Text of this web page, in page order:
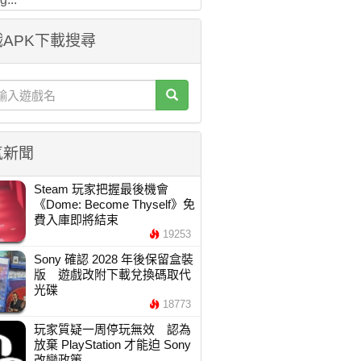
下載搜尋
聞
Steam 玩家把握最後機會
《Dome: Become Thyself》免
費入庫即將結束
19253
Sony 確認 2028 年後保留盒裝
版 遊戲改附下載兌換碼取代
光碟
18773
玩家質疑一周停玩無效 認為
放棄 PlayStation 才能迫 Sony